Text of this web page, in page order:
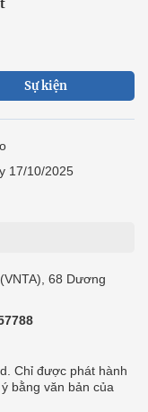
Sự kiện
17/10/2025
68 Dương
Chỉ được phát hành
bằng văn bản của